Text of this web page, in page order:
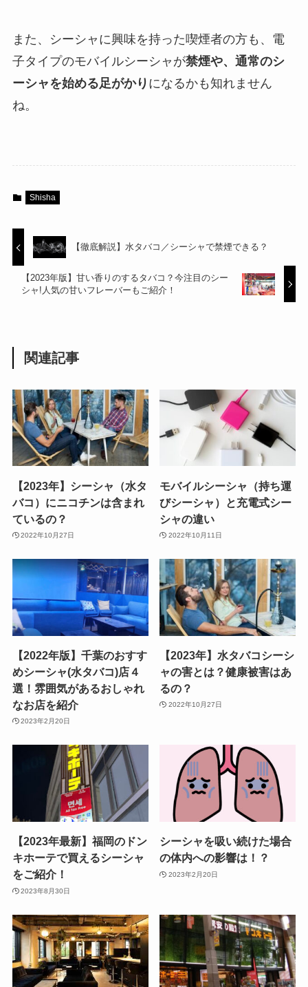
また、シーシャに興味を持った喫煙者の方も、電
子タイプのモバイルシーシャが禁煙や、通常のシ
ーシャを始める足がかり になるかも知れません
ね。
Shisha
【徹底解説】水タバコ／シーシャで禁煙できる？
【2023年版】甘い香りのするタバコ？今注目のシー
シャ!人気の甘いフレーバーもご紹介！
関連記事
【2023年】シーシャ（水タ
バコ）にニコチンは含まれ
ているの？
2022年10月27日
モバイルシーシャ（持ち運
びシーシャ）と充電式シー
シャの違い
2022年10月11日
【2022年版】千葉のおすす
めシーシャ(水タバコ)店４
選！雰囲気があるおしゃれ
なお店を紹介
2023年2月20日
【2023年】水タバコシーシ
ャの害とは？健康被害はあ
るの？
2022年10月27日
【2023年最新】福岡のドン
キホーテで買えるシーシャ
をご紹介！
2023年8月30日
シーシャを吸い続けた場合
の体内への影響は！？
2023年2月20日